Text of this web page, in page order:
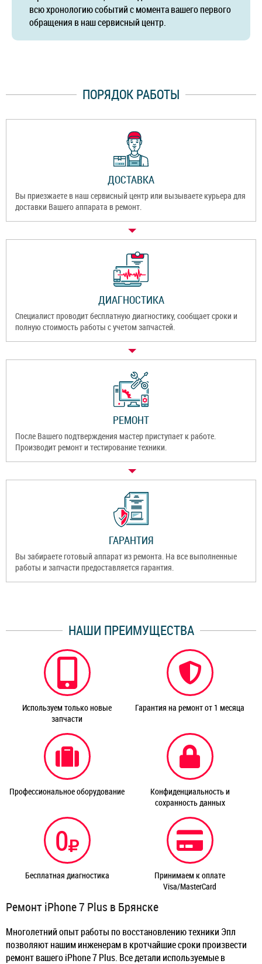
всю хронологию событий с момента вашего первого
обращения в наш сервисный центр.
ПОРЯДОК РАБОТЫ
ДОСТАВКА
Вы приезжаете в наш сервисный центр или вызываете курьера для
доставки Вашего аппарата в ремонт.
ДИАГНОСТИКА
Специалист проводит бесплатную диагностику, сообщает сроки и
полную стоимость работы с учетом запчастей.
РЕМОНТ
После Вашего подтверждения мастер приступает к работе.
Производит ремонт и тестирование техники.
ГАРАНТИЯ
Вы забираете готовый аппарат из ремонта. На все выполненные
работы и запчасти предоставляется гарантия.
НАШИ ПРЕИМУЩЕСТВА
Используем только новые
запчасти
Гарантия на ремонт от 1 месяца
Профессиональное оборудование
Конфиденциальность и
сохранность данных
0
Бесплатная диагностика
Принимаем к оплате
Visa/MasterCard
Ремонт iPhone 7 Plus в Брянске
Многолетний опыт работы по восстановлению техники Эпл
позволяют нашим инженерам в кротчайшие сроки произвести
ремонт вашего iPhone 7 Plus. Все детали используемые в